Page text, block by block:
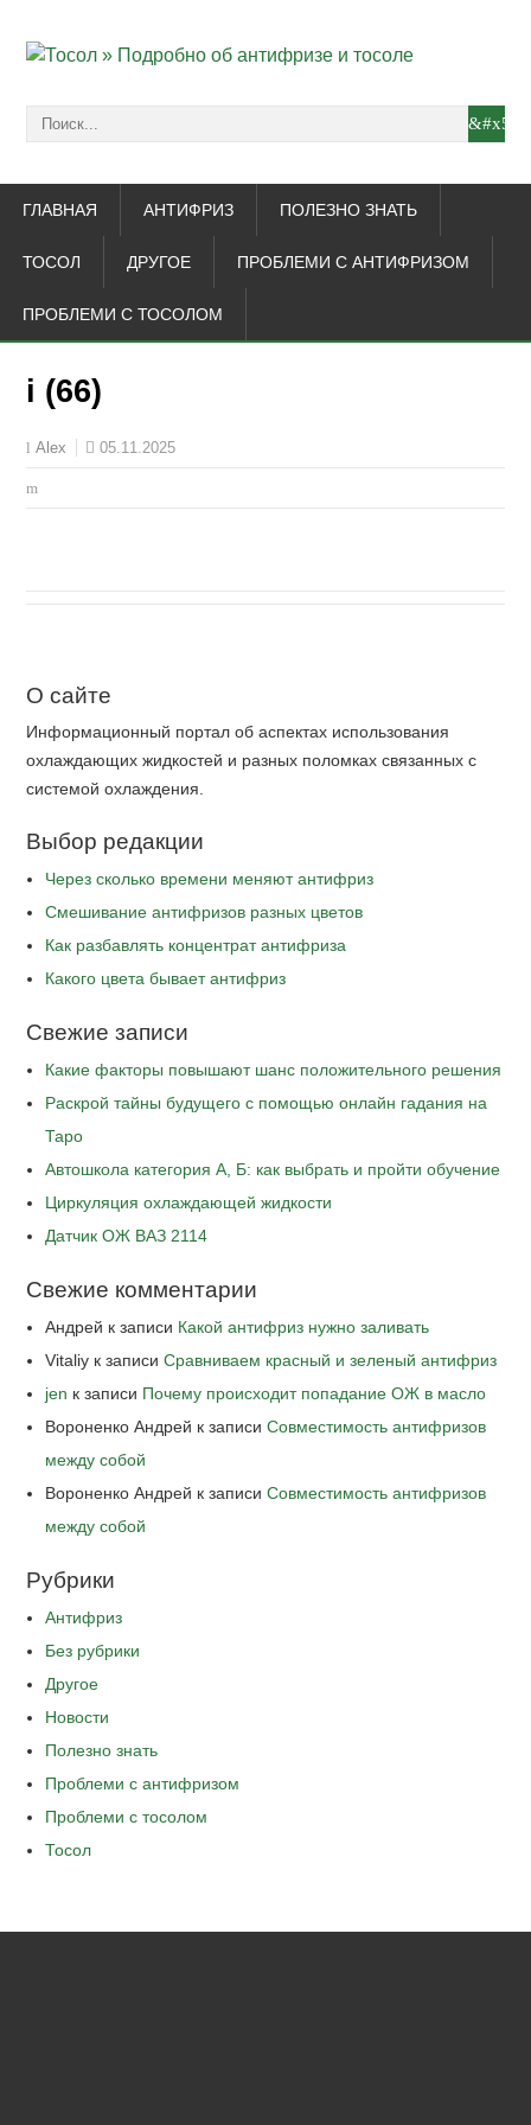
ГЛАВНАЯ АНТИФРИЗ ПОЛЕЗНО ЗНАТЬ
ТОСОЛ ДРУГОЕ ПРОБЛЕМИ С АНТИФРИЗОМ
ПРОБЛЕМИ С ТОСОЛОМ
i (66)
Alex 05.11.2025
О сайте
Информационный портал об аспектах использования
охлаждающих жидкостей и разных поломках связанных с
системой охлаждения.
Выбор редакции
Через сколько времени меняют антифриз
Cмешивание антифризов разных цветов
Как разбавлять концентрат антифриза
Какого цвета бывает антифриз
Свежие записи
Какие факторы повышают шанс положительного решения
Раскрой тайны будущего с помощью онлайн гадания на
Таро
Автошкола категория А, Б: как выбрать и пройти обучение
Циркуляция охлаждающей жидкости
Датчик ОЖ ВАЗ 2114
Свежие комментарии
Андрей к записи Какой антифриз нужно заливать
Vitaliy к записиСравниваем красный и зеленый антифриз
jen к записи Почему происходит попадание ОЖ в масло
Вороненко Андрей к записиСовместимость антифризов
между собой
Вороненко Андрей к записиСовместимость антифризов
между собой
Рубрики
Антифриз
Без рубрики
Другое
Новости
Полезно знать
Проблеми с антифризом
Проблеми с тосолом
Тосол